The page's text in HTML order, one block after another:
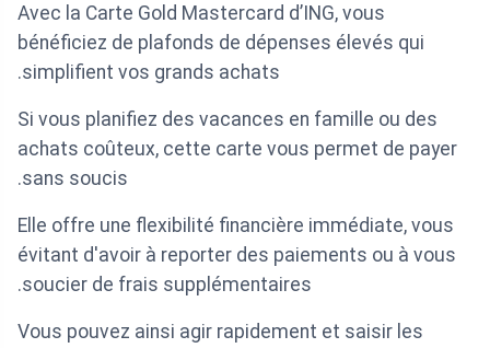
Avec la Carte Gold Mastercard d’ING, vous
bénéficiez de plafonds de dépenses élevés qui
simplifient vos grands achats.
Si vous planifiez des vacances en famille ou des
achats coûteux, cette carte vous permet de payer
sans soucis.
Elle offre une flexibilité financière immédiate, vous
évitant d'avoir à reporter des paiements ou à vous
soucier de frais supplémentaires.
Vous pouvez ainsi agir rapidement et saisir les